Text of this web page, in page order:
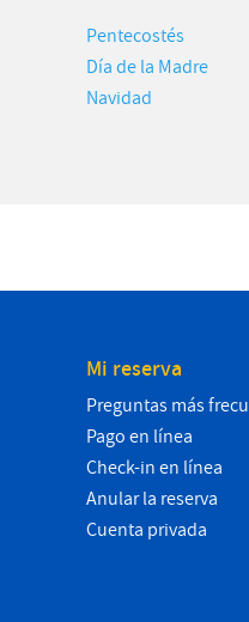
Pentecostés
Día de la Madre
Navidad
Mi reserva
Preguntas más
Pago en línea
Check-in en línea
Anular la reserva
Cuenta privada